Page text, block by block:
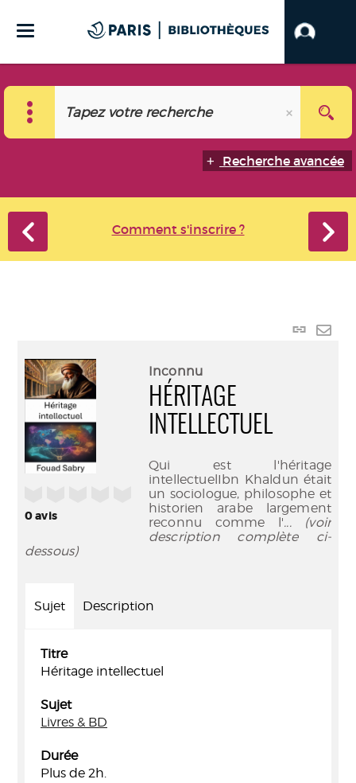
Recherche avancée
Comment s'inscrire ?
Lien
0avis
Inconnu
HÉRITAGE
INTELLECTUEL
Qui est l'héritage
intellectuelIbn Khaldun était
un sociologue, philosophe et
historien arabe largement
reconnu comme l'... (voir
description complète ci-
dessous)
Sujet Description
Titre
Héritage intellectuel
Sujet
Livres & BD
Durée
Plus de 2h.